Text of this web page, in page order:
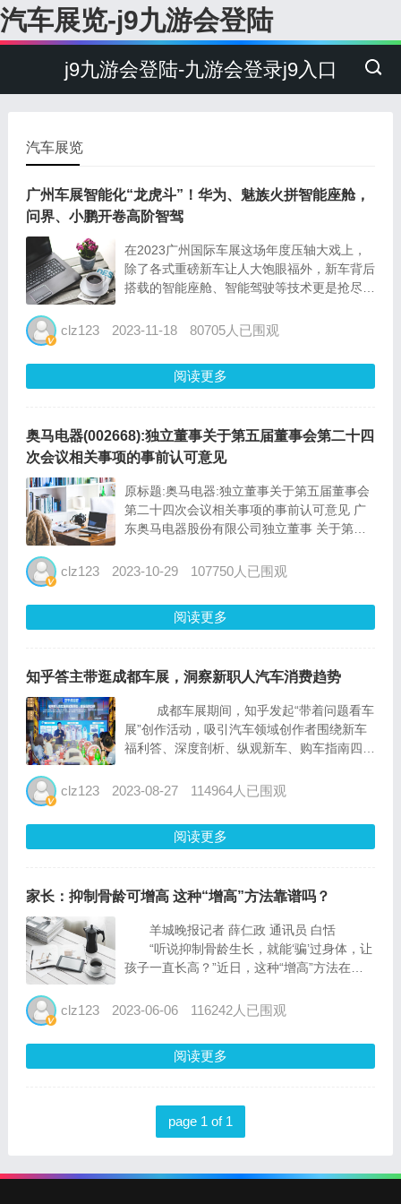
汽车展览-j9九游会登陆
j9九游会登陆-九游会登录j9入口
汽车展览
广州车展智能化“龙虎斗”！华为、魅族火拼智能座舱，
问界、小鹏开卷高阶智驾
在2023广州国际车展这场年度压轴大戏上，
除了各式重磅新车让人大饱眼福外，新车背后
搭载的智能座舱、智能驾驶等技术更是抢尽风
吉利系等汽车品牌在车展大秀技术肌肉之际，
能座舱领域，本届车...
clz123 2023-11-18 80705人已围观
阅读更多
奥马电器(002668):独立董事关于第五届董事会第二十四
次会议相关事项的事前认可意见
原标题:奥马电器:独立董事关于第五届董事会
第二十四次会议相关事项的事前认可意见 广
东奥马电器股份有限公司独立董事 关于第五
可意见 根据《中华人民共和国公司法》《上
clz123 2023-10-29 107750人已围观
阅读更多
知乎答主带逛成都车展，洞察新职人汽车消费趋势
成都车展期间，知乎发起“带着问题看车
展”创作活动，吸引汽车领域创作者围绕新车
福利答、深度剖析、纵观新车、购车指南四个
业领域汽车答主畅聊新车。而在线下，“知乎
clz123 2023-08-27 114964人已围观
阅读更多
家长：抑制骨龄可增高 这种“增高”方法靠谱吗？
羊城晚报记者 薛仁政 通讯员 白恬
“听说抑制骨龄生长，就能‘骗’过身体，让
孩子一直长高？”近日，这种“增高”方法在家
长高，选择给孩子吃药、打针抑制骨龄，企图
这种“...
clz123 2023-06-06 116242人已围观
阅读更多
page 1 of 1